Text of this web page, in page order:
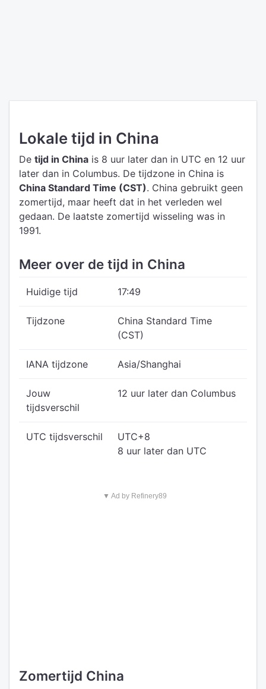
Lokale tijd in China
De tijd in China is 8 uur later dan in UTC en 12 uur
later dan in Columbus. De tijdzone in China is
China Standard Time (CST). China gebruikt geen
zomertijd, maar heeft dat in het verleden wel
gedaan. De laatste zomertijd wisseling was in
1991.
Meer over de tijd in China
Huidige tijd 17:49
Tijdzone
China Standard Time
(CST)
IANA tijdzone Asia/Shanghai
Jouw
tijdsverschil
12 uur later dan Columbus
UTC tijdsverschil
UTC+8
8 uur later dan UTC
▼ Ad by Refinery89
Zomertijd China